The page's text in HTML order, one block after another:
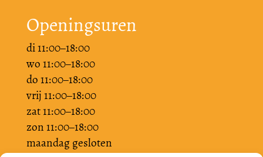
Openingsuren
di 11:00–18:00
wo 11:00–18:00
do 11:00–18:00
vrij 11:00–18:00
zat 11:00–18:00
zon 11:00–18:00
maandag gesloten